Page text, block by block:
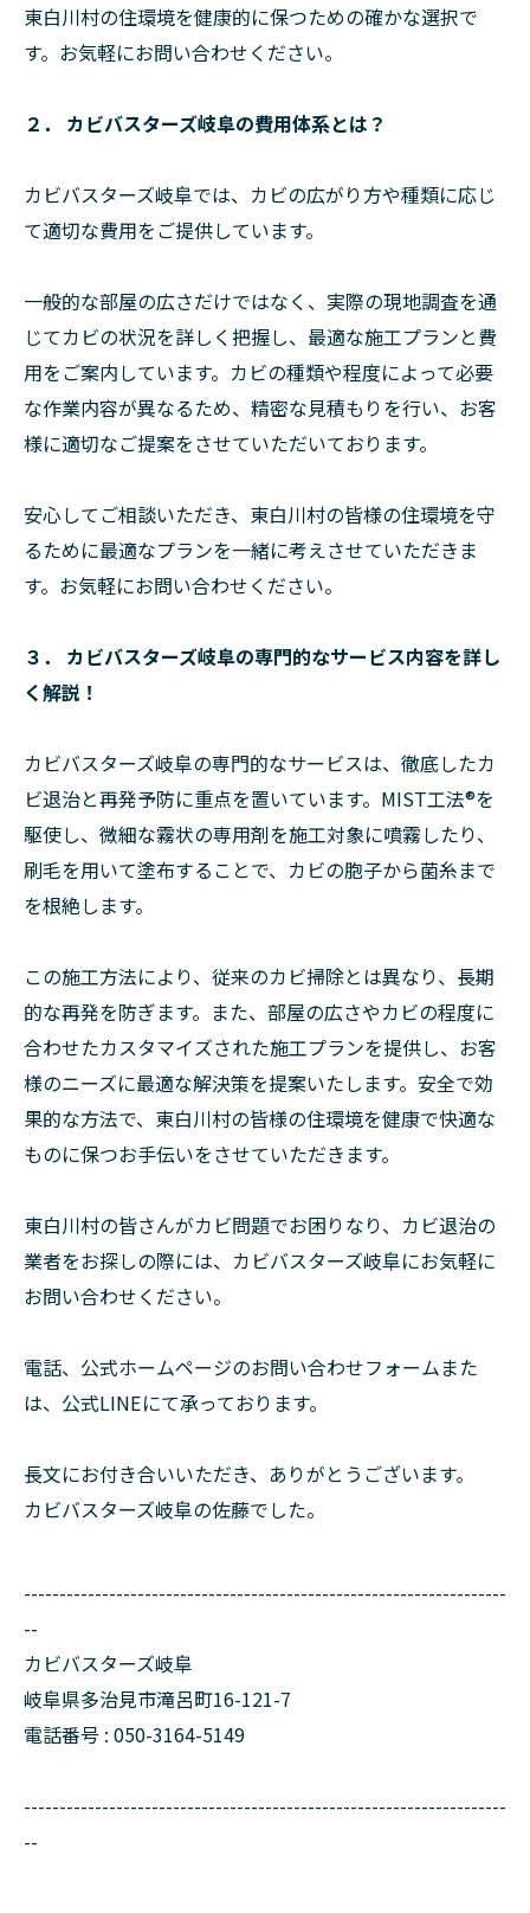
東白川村の住環境を健康的に保つための確かな選択で
す。お気軽にお問い合わせください。
２． カビバスターズ岐阜の費用体系とは？
カビバスターズ岐阜では、カビの広がり方や種類に応じ
て適切な費用をご提供しています。
一般的な部屋の広さだけではなく、実際の現地調査を通
じてカビの状況を詳しく把握し、最適な施工プランと費
用をご案内しています。カビの種類や程度によって必要
な作業内容が異なるため、精密な見積もりを行い、お客
様に適切なご提案をさせていただいております。
安心してご相談いただき、東白川村の皆様の住環境を守
るために最適なプランを一緒に考えさせていただきま
す。お気軽にお問い合わせください。
３． カビバスターズ岐阜の専門的なサービス内容を詳し
く解説！
カビバスターズ岐阜の専門的なサービスは、徹底したカ
ビ退治と再発予防に重点を置いています。MIST工法®を
駆使し、微細な霧状の専用剤を施工対象に噴霧したり、
刷毛を用いて塗布することで、カビの胞子から菌糸まで
を根絶します。
この施工方法により、従来のカビ掃除とは異なり、長期
的な再発を防ぎます。また、部屋の広さやカビの程度に
合わせたカスタマイズされた施工プランを提供し、お客
様のニーズに最適な解決策を提案いたします。安全で効
果的な方法で、東白川村の皆様の住環境を健康で快適な
ものに保つお手伝いをさせていただきます。
東白川村の皆さんがカビ問題でお困りなり、カビ退治の
業者をお探しの際には、カビバスターズ岐阜にお気軽に
お問い合わせください。
電話、公式ホームページのお問い合わせフォームまた
は、公式LINEにて承っております。
長文にお付き合いいただき、ありがとうございます。
カビバスターズ岐阜の佐藤でした。
--------------------------------------------------------------------
--
カビバスターズ岐阜
岐阜県多治見市滝呂町16-121-7
電話番号 : 050-3164-5149
--------------------------------------------------------------------
--